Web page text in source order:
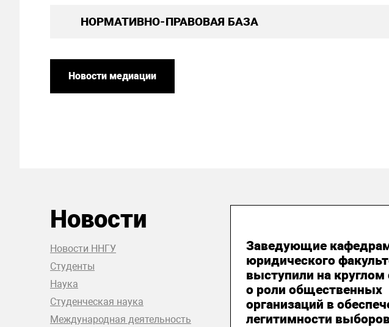
НОРМАТИВНО-ПРАВОВАЯ БАЗА
Новости медиации
Новости
Новости ННГУ
Студенты
Наука
Студенческая наука
Международная деятельность
Заведующие
юридического
выступили на круглом
о роли общественных
организаций в
легитимности